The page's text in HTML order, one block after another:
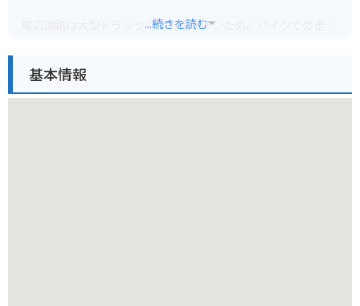
周辺道路は大型トラックの通行量が多いため、バイクでの走行
...続きを読む
基本情報